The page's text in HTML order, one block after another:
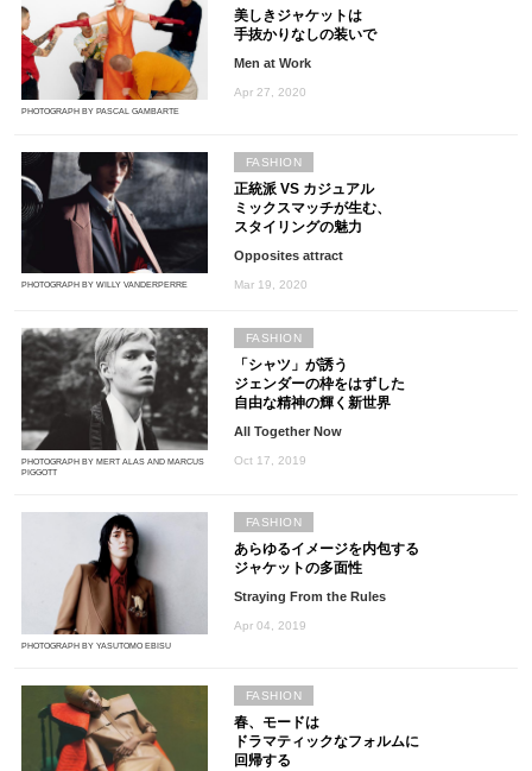
PHOTOGRAPH BY PASCAL GAMBARTE
美しきジャケットは
手抜かりなしの装いで
Men at Work
Apr 27, 2020
PHOTOGRAPH BY WILLY VANDERPERRE
正統派 VS カジュアル
ミックスマッチが生む、
スタイリングの魅力
Opposites attract
Mar 19, 2020
FASHION
PHOTOGRAPH BY MERT ALAS AND MARCUS
PIGGOTT
「シャツ」が誘う
ジェンダーの枠をはずした
自由な精神の輝く新世界
All Together Now
Oct 17, 2019
FASHION
PHOTOGRAPH BY YASUTOMO EBISU
あらゆるイメージを内包する
ジャケットの多面性
Straying From the Rules
Apr 04, 2019
FASHION
春、モードは
ドラマティックなフォルムに
回帰する
FASHION